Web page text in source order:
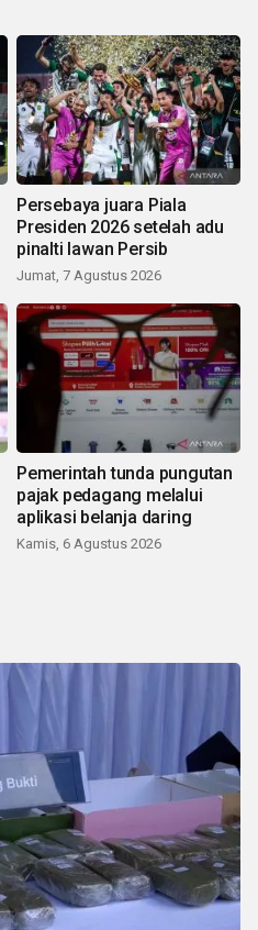
Persebaya juara Piala
Presiden 2026 setelah adu
pinalti lawan Persib
Jumat, 7 Agustus 2026
Pemerintah tunda pungutan
pajak pedagang melalui
aplikasi belanja daring
Kamis, 6 Agustus 2026